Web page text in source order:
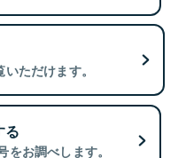
ただけます。
る
お調べします。